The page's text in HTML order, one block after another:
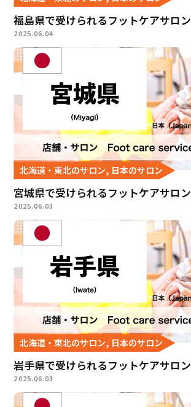
福島県で受けられるフットケアサロン
2025.06.04
北海道・東北のサロン, 日本のサロン
宮城県で受けられるフットケアサロン
2025.06.03
北海道・東北のサロン, 日本のサロン
岩手県で受けられるフットケアサロン
2025.06.03